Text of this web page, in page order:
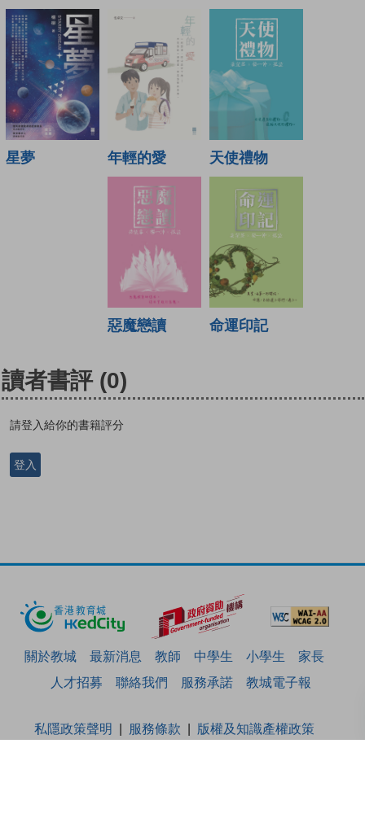
星夢 年輕的愛 天使禮物
惡魔戀讀 命運印記
讀者書評 (0)
請登入給你的書籍評分
登入
關於教城 最新消息 教師 中學生 小學生
家長
人才招募
聯絡我們 服務承諾 教城電子報
私隱政策聲明 服務條款
版權及知識產權政策